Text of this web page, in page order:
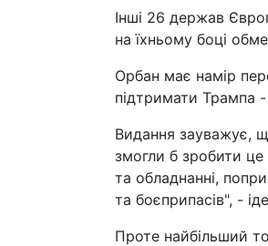
Інші 26 держав
на їхньому боці
Орбан має намір
підтримати Трампа
Видання зауважує,
змогли б зробити це
та обладнанні,
та боєприпасів", -
Проте найбільший